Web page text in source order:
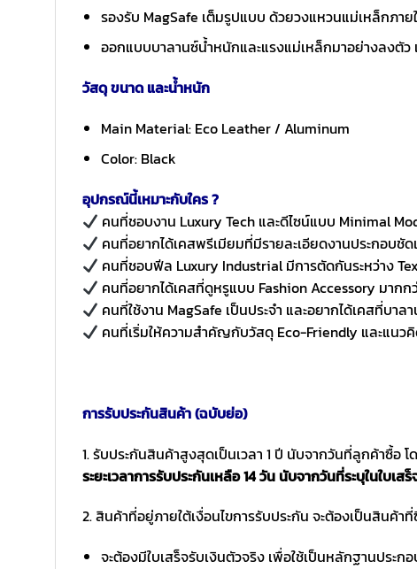
รองรับ MagSafe เต็มรูปแบบ ด้วยวงแหวนแม่เหล็กภา
ออกแบบบาลานซ์น้ำหนักและแรงแม่เหล็กมาอย่างลงตัว
วัสดุ ขนาด และน้ำหนัก
Main Material: Eco Leather / Aluminum
Color: Black
อุปกรณ์นี้เหมาะกับใคร ?
คนที่ชอบงาน Luxury Tech และดีไซน์แบบ Minimal
คนที่อยากได้เคสพรีเมียมที่มีรายละเอียดงานประกอบชั
คนที่ชอบฟีล Luxury Industrial มีการตัดกันระหว่าง
คนที่อยากได้เคสที่ดูหรูแบบ Fashion Accessory มากก
คนที่ใช้งาน MagSafe เป็นประจำ และอยากได้เคสที่บาล
คนที่เริ่มให้ความสำคัญกับวัสดุ Eco-Friendly และแนว
การรับประกันสินค้า (ฉบับย่อ)
1. รับประกันสินค้าสูงสุดเป็นเวลา 1 ปี นับจากวันที่ลูกค้าซื้อ
ระยะเวลาการรับประกันเหลือ 14 วัน นับจากวันที่ระบุในใบเส
2. สินค้าที่อยู่ภายใต้เงื่อนไขการรับประกัน จะต้องเป็นสินค้
จะต้องมีใบเสร็จรับเงินตัวจริง เพื่อใช้เป็นหลักฐานประก